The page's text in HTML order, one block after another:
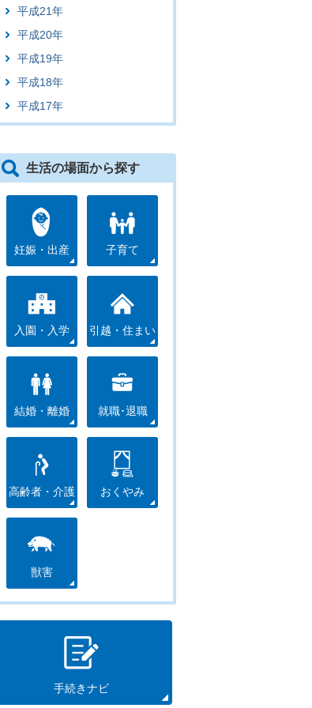
平成21年
平成20年
平成19年
平成18年
平成17年
生活の場面から探す
妊娠・出産 子育て
入園・入学 引越・住まい
結婚・離婚 就職･退職
高齢者・介護 おくやみ
獣害
手続きナビ